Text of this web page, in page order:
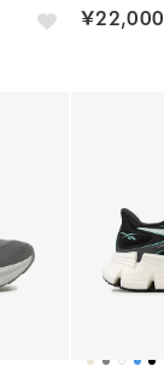
￥22,000